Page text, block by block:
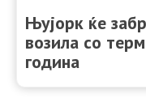
Њујорк ќе
возила со
година